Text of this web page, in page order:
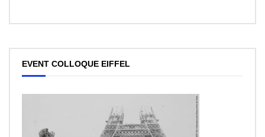
EVENT COLLOQUE EIFFEL